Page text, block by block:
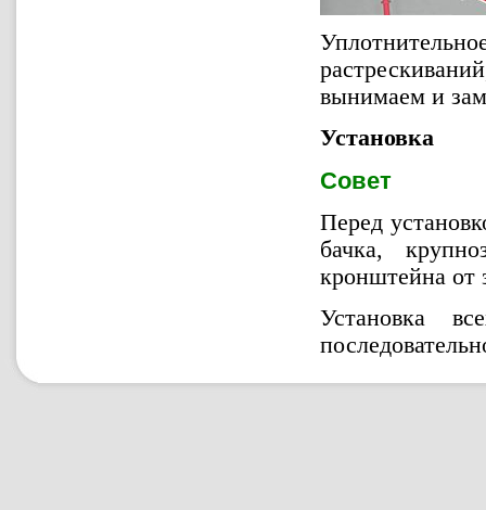
вынимаем и
Установка
Совет
Перед
бачка,
кронштейна от
Установка